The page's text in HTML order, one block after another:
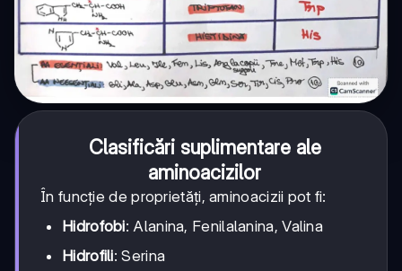
Clasificări suplimentare ale
aminoacizilor
În funcție de proprietăți, aminoacizii pot fi:
Hidrofobi: Alanina, Fenilalanina, Valina
Hidrofili: Serina